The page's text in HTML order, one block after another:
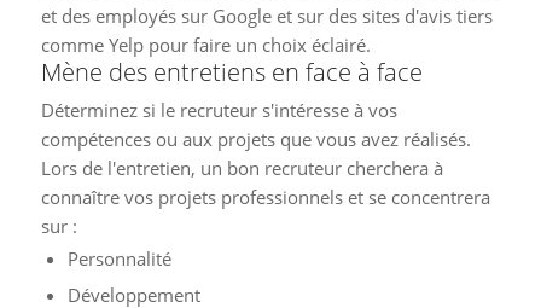
et des employés sur Google et sur des sites d'avis tiers
comme Yelp pour faire un choix éclairé.
Mène des entretiens en face à face
Déterminez si le recruteur s'intéresse à vos
compétences ou aux projets que vous avez réalisés.
Lors de l'entretien, un bon recruteur cherchera à
connaître vos projets professionnels et se concentrera
sur :
Personnalité
Développement